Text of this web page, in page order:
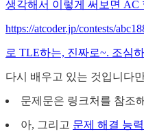
생각해서 이렇게 써보면 AC
https://atcoder.jp/contests/
로 TLE하는, 진짜로~. 조심
다시 배우고 있는 것입니다
문제문은 링크처를 참조
아, 그리고 문제 해결 능